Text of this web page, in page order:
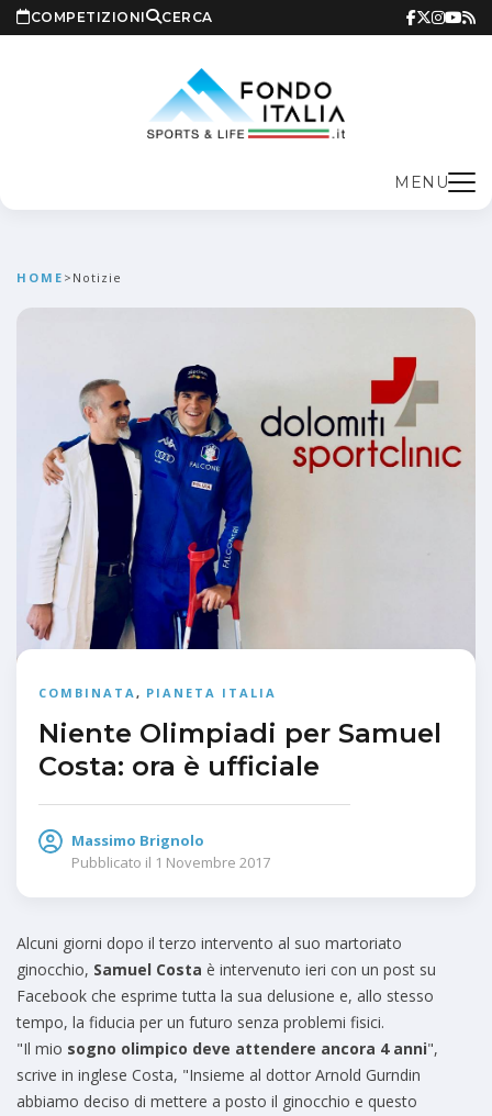
COMPETIZIONI CERCA
MENU
HOME > Notizie
COMBINATA, PIANETA ITALIA
Niente Olimpiadi per Samuel
Costa: ora è ufficiale
Massimo Brignolo
Pubblicato il 1 Novembre 2017
Alcuni giorni dopo il terzo intervento al suo martoriato
ginocchio, Samuel Costa è intervenuto ieri con un post su
Facebook che esprime tutta la sua delusione e, allo stesso
tempo, la fiducia per un futuro senza problemi fisici.
"Il mio sogno olimpico deve attendere ancora 4 anni",
scrive in inglese Costa, "Insieme al dottor Arnold Gurndin
abbiamo deciso di mettere a posto il ginocchio e questo